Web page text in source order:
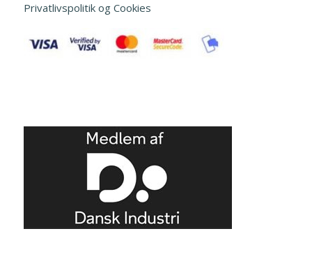
Privatlivspolitik og Cookies